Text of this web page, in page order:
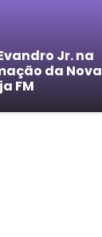
Jr. na
da Nova
FM